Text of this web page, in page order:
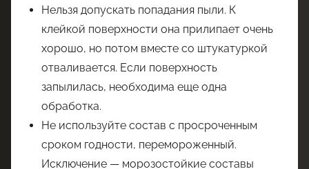
Нельзя допускать попадания пыли. К
клейкой поверхности она прилипает очень
хорошо, но потом вместе со штукатуркой
отваливается. Если поверхность
запылилась, необходима еще одна
обработка.
Не используйте состав с просроченным
сроком годности, перемороженный.
Исключение — морозостойкие составы